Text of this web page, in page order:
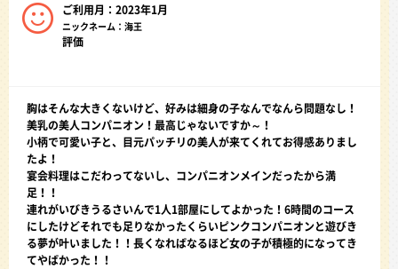
ご利用月：2023年1月
ニックネーム：海王
評価
胸はそんな大きくないけど、好みは細身の子なんでなんら問題なし！
美乳の美人コンパニオン！最高じゃないですか～！
小柄で可愛い子と、目元パッチリの美人が来てくれてお得感ありまし
たよ！
宴会料理はこだわってないし、コンパニオンメインだったから満
足！！
連れがいびきうるさいんで1人1部屋にしてよかった！6時間のコース
にしたけどそれでも足りなかったくらいピンクコンパニオンと遊びき
る夢が叶いました！！長くなればなるほど女の子が積極的になってき
てやばかった！！